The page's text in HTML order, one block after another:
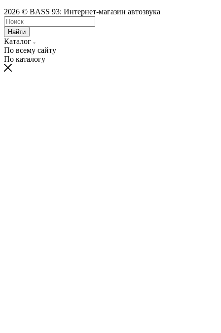
2026 © BASS 93: Интернет-магазин автозвука
Найти
Каталог
По всему сайту
По каталогу